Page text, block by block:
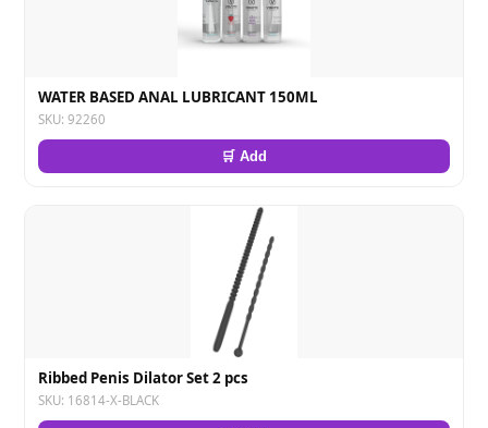
WATER BASED ANAL LUBRICANT 150ML
SKU: 92260
🛒 Add
Ribbed Penis Dilator Set 2 pcs
SKU: 16814-X-BLACK